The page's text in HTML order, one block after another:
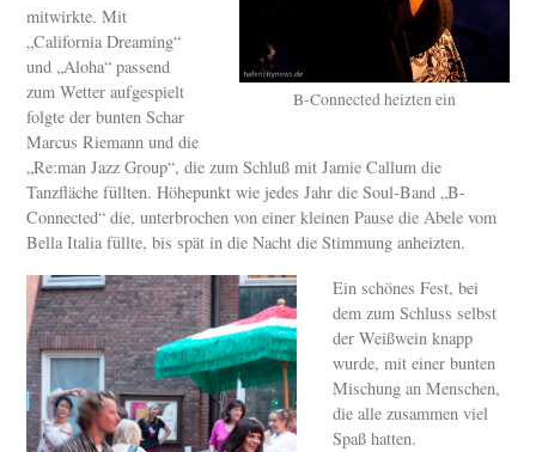
B-Connected heizten ein
mitwirkte. Mit
„California Dreaming“
und „Aloha“ passend
zum Wetter aufgespielt
folgte der bunten Schar
Marcus Riemann und die
„Re:man Jazz Group“, die zum Schluß mit Jamie Callum die
Tanzfläche füllten. Höhepunkt wie jedes Jahr die Soul-Band „B-
Connected“ die, unterbrochen von einer kleinen Pause die Abele vom
Bella Italia füllte, bis spät in die Nacht die Stimmung anheizten.
Ein schönes Fest, bei
dem zum Schluss selbst
der Weißwein knapp
wurde, mit einer bunten
Mischung an Menschen,
die alle zusammen viel
Spaß hatten.